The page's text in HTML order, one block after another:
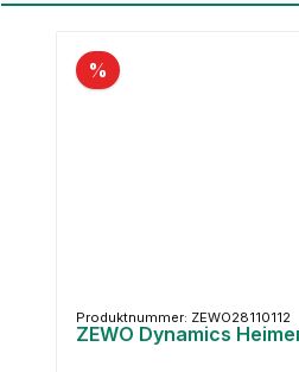
%
Produktnummer: ZEWO28110112
ZEWO Dynamics